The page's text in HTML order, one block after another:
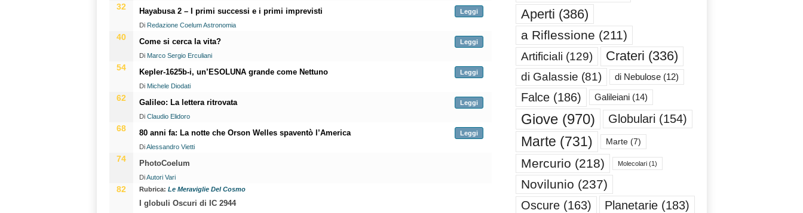
32 Leggi
Hayabusa 2 – I primi successi e i primi imprevisti
Di Redazione Coelum Astronomia
40 Leggi
Come si cerca la vita?
Di Marco Sergio Erculiani
54 Leggi
Kepler-1625b-i, un’ESOLUNA grande come Nettuno
Di Michele Diodati
62 Leggi
Galileo: La lettera ritrovata
Di Claudio Elidoro
68 Leggi
80 anni fa: La notte che Orson Welles spaventò l’America
DiAlessandro Vietti
74 PhotoCoelum
DiAutori Vari
82 Rubrica: Le Meraviglie Del Cosmo
I globuli Oscuri di IC 2944
Aperti (386)
a Riflessione (211)
Artificiali (129) Crateri (336)
di Galassie (81) di Nebulose(12)
Falce(186) Galileiani(14)
Giove(970) Globulari (154)
Marte (731) Marte(7)
Mercurio (218) Molecolari(1)
Novilunio (237)
Oscure(163) Planetarie(183)